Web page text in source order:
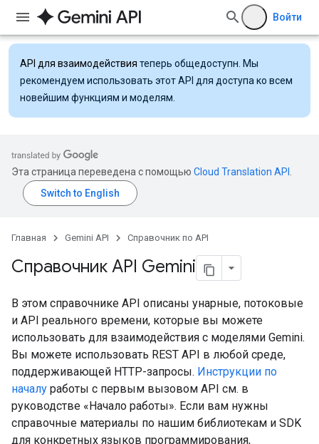
Войти
API для взаимодействия теперь общедоступн. Мы
рекомендуем использовать этот API для доступа ко всем
новейшим функциям и моделям.
Эта страница переведена с помощью Cloud Translation API
Главная Gemini API Справочник по API
Справочник API Gemini
В этом справочнике API описаны унарные, потоковые
и API реального времени, которые вы можете
использовать для взаимодействия с моделями Gemini.
Вы можете использовать REST API в любой среде,
поддерживающей HTTP-запросы. Инструкции по
началу работы с первым вызовом API см. в
руководстве «Начало работы». Если вам нужны
справочные материалы по нашим библиотекам и SDK
для конкретных языков программирования,